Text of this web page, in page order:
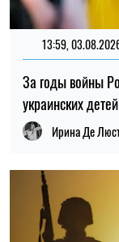
18:26, 31.07.2026
популярные
Николай Потика